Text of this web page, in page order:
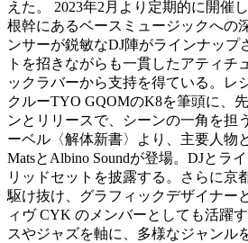
えた。 2023年2月より定期的に開催
根幹にあるベースミュージックへの
ンサーが鋭敏なDJ陣がラインナップ
トを招きながらも一貫したアティチ
ックラバーから支持を得ている。レ
クルーTYO GQOMのK8を筆頭に、
ンとリリースで、シーンの一角を担
ーベル〈解体新書〉より、主要人物
MatsとAlbino Soundが登場。DJとラ
リッドセットを披露する。さらに京
駆け抜け、グラフィックデザイナー
ィヴ CYK のメンバーとしても活躍
スやジャズを軸に、多様なジャンル